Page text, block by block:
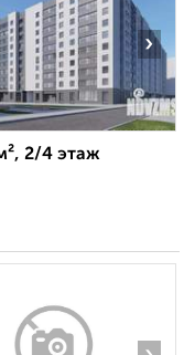
›
2/4 этаж